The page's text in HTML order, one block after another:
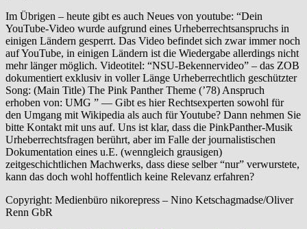
Im Übrigen – heute gibt es auch Neues von youtube: “Dein
YouTube-Video wurde aufgrund eines Urheberrechtsanspruchs in
einigen Ländern gesperrt. Das Video befindet sich zwar immer noch
auf YouTube, in einigen Ländern ist die Wiedergabe allerdings nicht
mehr länger möglich. Videotitel: “NSU-Bekennervideo” – das ZOB
dokumentiert exklusiv in voller Länge Urheberrechtlich geschützter
Song: (Main Title) The Pink Panther Theme (’78) Anspruch
erhoben von: UMG ” — Gibt es hier Rechtsexperten sowohl für
den Umgang mit Wikipedia als auch für Youtube? Dann nehmen Sie
bitte Kontakt mit uns auf. Uns ist klar, dass die PinkPanther-Musik
Urheberrechtsfragen berührt, aber im Falle der journalistischen
Dokumentation eines u.E. (wenngleich grausigen)
zeitgeschichtlichen Machwerks, dass diese selber “nur” verwurstete,
kann das doch wohl hoffentlich keine Relevanz erfahren?
Copyright: Medienbüro nikorepress – Nino Ketschagmadse/Oliver
Renn GbR